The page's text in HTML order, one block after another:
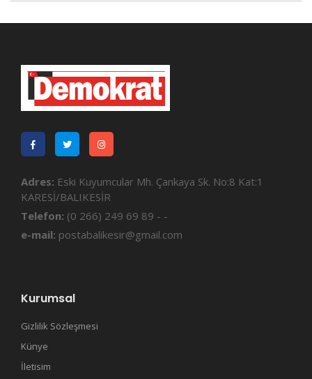
Adres: Eski Kuyumcular Mh. Çankaya Sk. No:8 Kat:1
KARESİ/BALIKESİR
Telefon: (0 266) 249 69 89 - -
e-mail: postabalikesir@gmail.com
Kurumsal
Gizlilik Sözleşmesi
Künye
İletisim